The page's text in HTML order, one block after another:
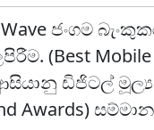
ජංගම
(Best Mobile
ඩිජිටල් මූල්‍ය
Awards)